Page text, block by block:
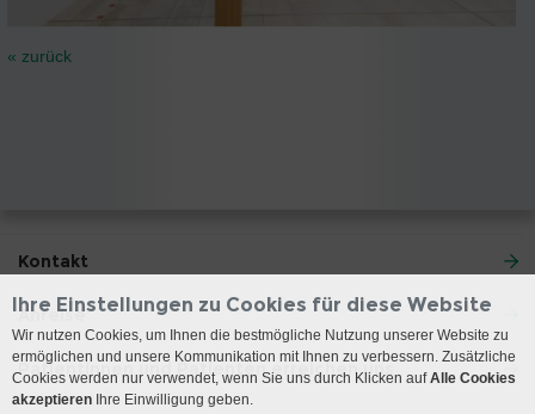
« zurück
Kontakt
Anreise
Patientinnen und Patienten erreichen uns
Ihre Einstellungen zu Cookies für diese Website
Wir nutzen Cookies, um Ihnen die bestmögliche Nutzung unserer Website zu
ermöglichen und unsere Kommunikation mit Ihnen zu verbessern. Zusätzliche
Cookies werden nur verwendet, wenn Sie uns durch Klicken aufAlle Cookies
akzeptieren Ihre Einwilligung geben.